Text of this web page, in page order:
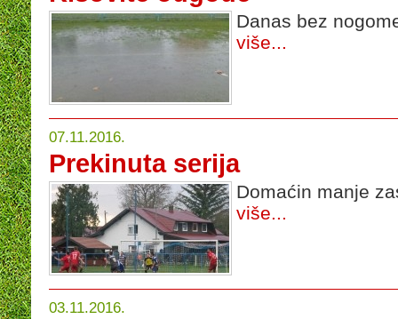
Danas bez
više...
07.11.2016.
Prekinuta serija
Domaćin manje
više...
03.11.2016.